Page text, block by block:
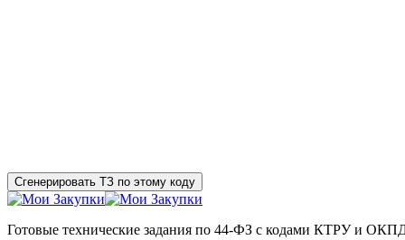
Сгенерировать ТЗ по этому коду
Готовые технические задания по 44-ФЗ с кодами КТРУ и